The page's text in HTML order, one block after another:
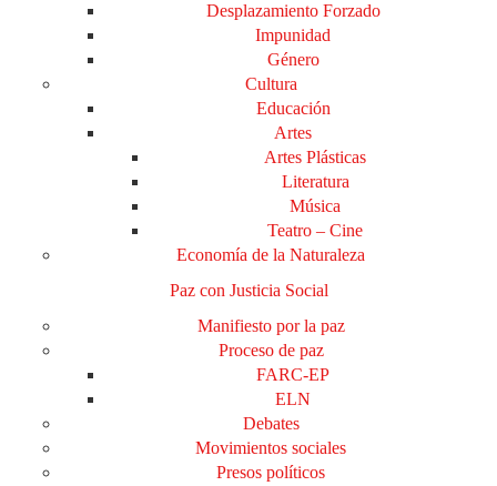
Desplazamiento Forzado
Impunidad
Género
Cultura
Educación
Artes
Artes Plásticas
Literatura
Música
Teatro – Cine
Economía de la Naturaleza
Paz con Justicia Social
Manifiesto por la paz
Proceso de paz
FARC-EP
ELN
Debates
Movimientos sociales
Presos políticos